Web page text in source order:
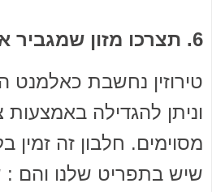
6. תצרכו מזון שמגביר את רמות הטירוזין
טירוזין נחשבת כאלמנט
וניתן להגדילה באמצעות
מסוימים. חלבון זה זמין
שיש בתפריט שלנו והם :